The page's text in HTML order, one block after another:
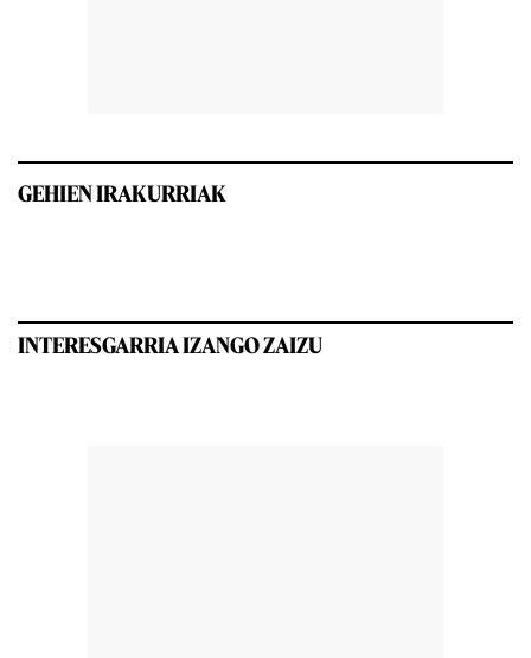
GEHIEN IRAKURRIAK
INTERESGARRIA IZANGO ZAIZU